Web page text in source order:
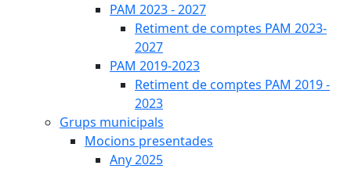
PAM 2023 - 2027
Retiment de comptes PAM 2023-
2027
PAM 2019-2023
Retiment de comptes PAM 2019 -
2023
Grups municipals
Mocions presentades
Any 2025